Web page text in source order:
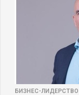
БИЗНЕС-ЛИДЕРСТВО